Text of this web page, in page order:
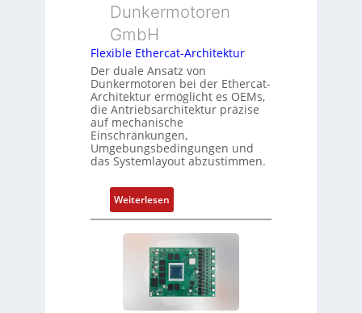
e
w
a
c
h
u
n
g
s
s
u
n
g
u
n
Z
u
s
t
a
n
d
e
t
y
p
s
o
r
g
t
f
ü
r
m
e
h
r
Dunkermotoren
GmbH
Flexible Ethercat-Architektur
Der duale Ansatz von
Dunkermotoren bei der Ethercat-
Architektur ermöglicht es OEMs,
die Antriebsarchitektur präzise
auf mechanische
Einschränkungen,
Umgebungsbedingungen und
das Systemlayout abzustimmen.
Weiterlesen:
F
l
e
x
i
b